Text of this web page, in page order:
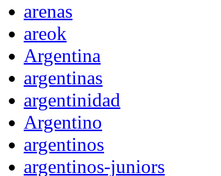
arenas
areok
Argentina
argentinas
argentinidad
Argentino
argentinos
argentinos-juniors